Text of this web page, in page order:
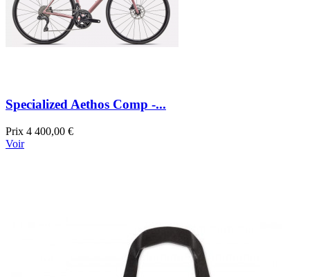
Specialized Aethos Comp -...
Prix 4 400,00 €
Voir